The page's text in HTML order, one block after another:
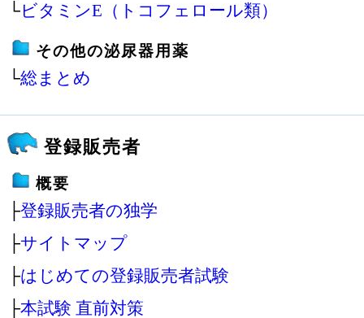
└ビタミンE（トコフェロール類）
その他の泌尿器用薬
└総まとめ
登録販売者
概要
├登録販売者の独学
├サイトマップ
├はじめての登録販売者試験
├本試験 直前対策